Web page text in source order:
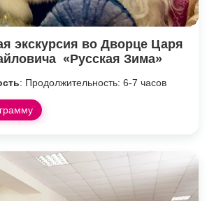
экскурсия во Дворце Царя
«Русская Зима»
: Продолжительность: 6-7 часов